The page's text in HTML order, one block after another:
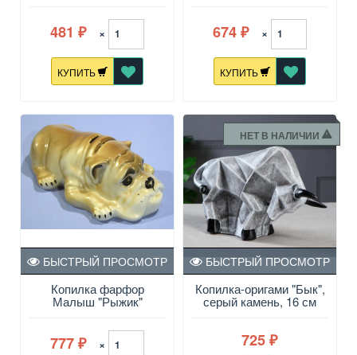
481 ₽ ×
КУПИТЬ
674 ₽ ×
КУПИТЬ
Копилка фарфор
Малыш "Рыжик"
БЫСТРЫЙ ПРОСМОТР
777 ₽ ×
НЕТ В НАЛИЧИИ
Копилка-оригами "Бык",
серый камень, 16 см
БЫСТРЫЙ ПРОСМОТР
725 ₽